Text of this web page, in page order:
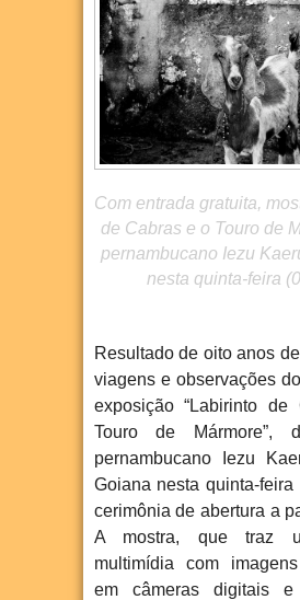
Com entrada gratuita,
de Cabras e o Touro de
pernambucano Iezu
nesta quinta-feira
Resultado de oito anos
viagens e observações
exposição “Labirinto
Touro de Mármore”,
pernambucano Iezu
Goiana nesta quinta-feira
cerimônia de abertura a
A mostra, que traz
multimídia com
em câmeras digitais e